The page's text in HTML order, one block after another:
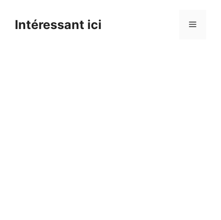
contentIntéressant ici Menu